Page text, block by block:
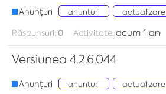
Anunțuri anunturi actualizare
Răspunsuri:0 Activitate:acum 1 an
Versiunea 4.2.6.044
Anunțuri anunturi actualizare